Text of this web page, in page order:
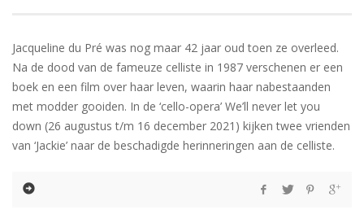
Jacqueline du Pré was nog maar 42 jaar oud toen ze overleed.
Na de dood van de fameuze celliste in 1987 verschenen er een
boek en een film over haar leven, waarin haar nabestaanden
met modder gooiden. In de ‘cello-opera’ We’ll never let you
down (26 augustus t/m 16 december 2021) kijken twee vrienden
van ‘Jackie’ naar de beschadigde herinneringen aan de celliste.